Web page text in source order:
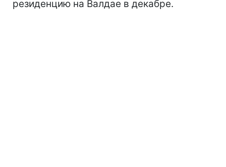
резиденцию на Валдае в декабре.